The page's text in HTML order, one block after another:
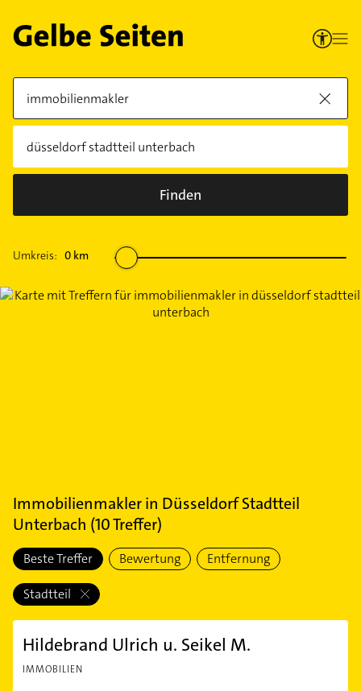
Finden
Umkreis: 0 km
Immobilienmaklerin Düsseldorf Stadtteil
Unterbach (10Treffer)
Beste Treffer Bewertung Entfernung
Stadtteil
Hildebrand Ulrich u. Seikel M.
IMMOBILIEN